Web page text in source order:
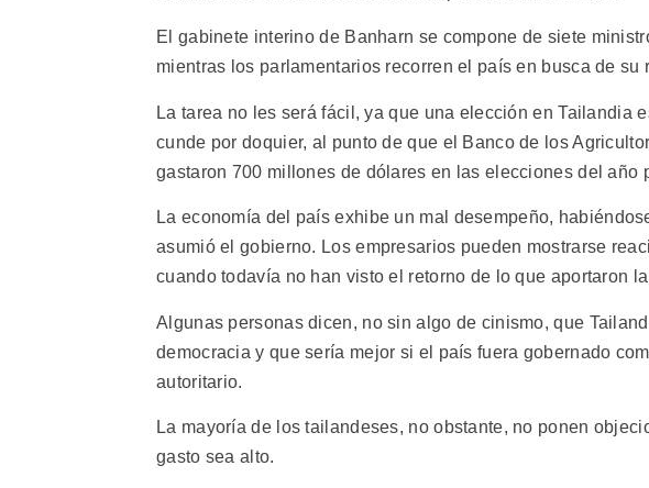
El gabinete interino de Banharn se compone de siete
mientras los parlamentarios recorren el país en busca de su
La tarea no les será fácil, ya que una elección en Tailandia
cunde por doquier, al punto de que el Banco de los
gastaron 700 millones de dólares en las elecciones del año
La economía del país exhibe un mal desempeño,
asumió el gobierno. Los empresarios pueden mostrarse
cuando todavía no han visto el retorno de lo que aportaron
Algunas personas dicen, no sin algo de cinismo, que
democracia y que sería mejor si el país fuera gobernado
autoritario.
La mayoría de los tailandeses, no obstante, no ponen
gasto sea alto.